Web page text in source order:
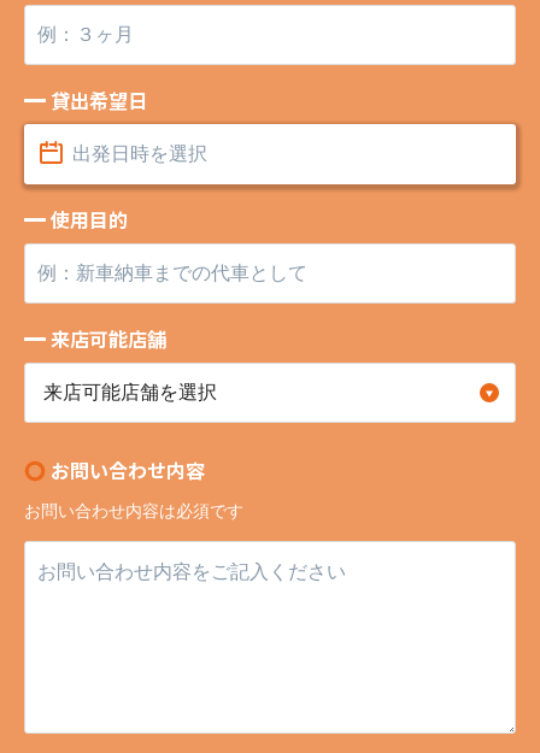
貸出希望日
使用目的
来店可能店舗
お問い合わせ内容
お問い合わせ内容は必須です